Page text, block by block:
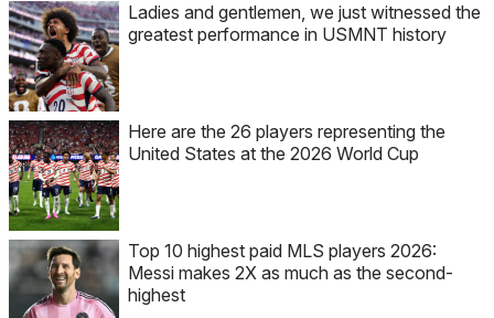
Ladies and gentlemen, we just witnessed the
greatest performance in USMNT history
Here are the 26 players representing the
United States at the 2026 World Cup
Top 10 highest paid MLS players 2026:
Messi makes 2X as much as the second-
highest